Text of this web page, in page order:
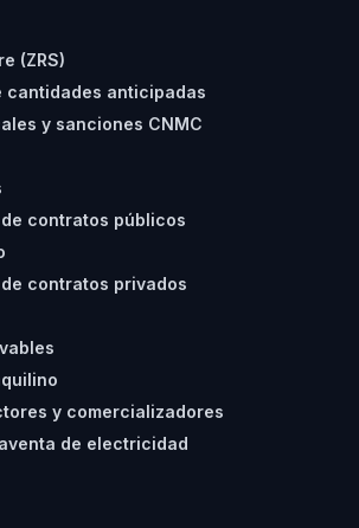
(ZRS)
cantidades anticipadas
y sanciones CNMC
contratos públicos
contratos privados
y comercializadores
de electricidad